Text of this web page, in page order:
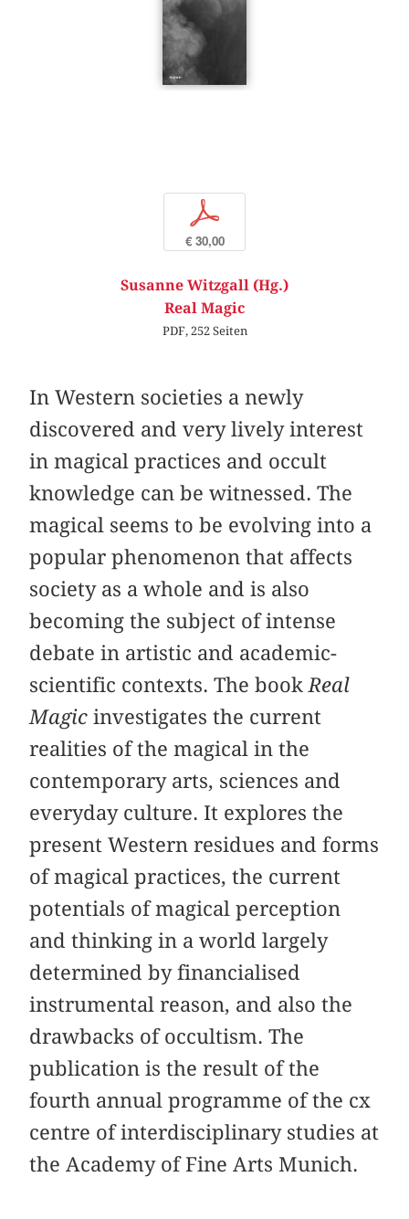
p
€ 30,00
Susanne Witzgall (Hg.)
Real Magic
PDF, 252 Seiten
In Western societies a newly
discovered and very lively interest
in magical practices and occult
knowledge can be witnessed. The
magical seems to be evolving into a
popular phenomenon that affects
society as a whole and is also
becoming the subject of intense
debate in artistic and academic-
scientific contexts. The book Real
Magic investigates the current
realities of the magical in the
contemporary arts, sciences and
everyday culture. It explores the
present Western residues and forms
of magical practices, the current
potentials of magical perception
and thinking in a world largely
determined by financialised
instrumental reason, and also the
drawbacks of occultism. The
publication is the result of the
fourth annual programme of the cx
centre of interdisciplinary studies at
the Academy of Fine Arts Munich.